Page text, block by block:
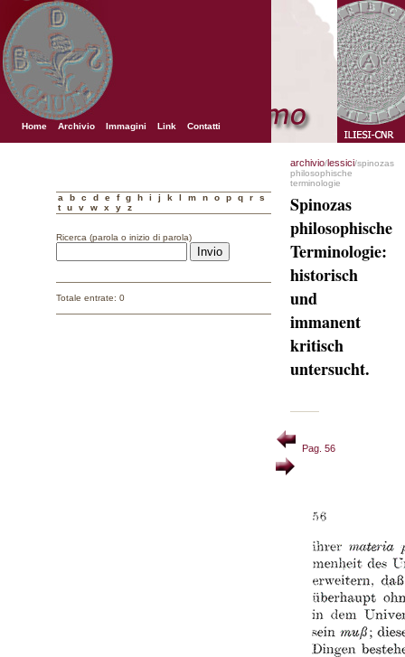
Home Archivio Immagini Link Contatti
a b c d e f g h i j k l m n o p q r
s
t
u v w x y z
Ricerca (parola o inizio di parola)
Totale entrate: 0
archivio/lessici/spinozas
philosophische
terminologie
Spinozas
philosophische
Terminologie:
historisch
und
immanent
kritisch
untersucht.
Pag. 56